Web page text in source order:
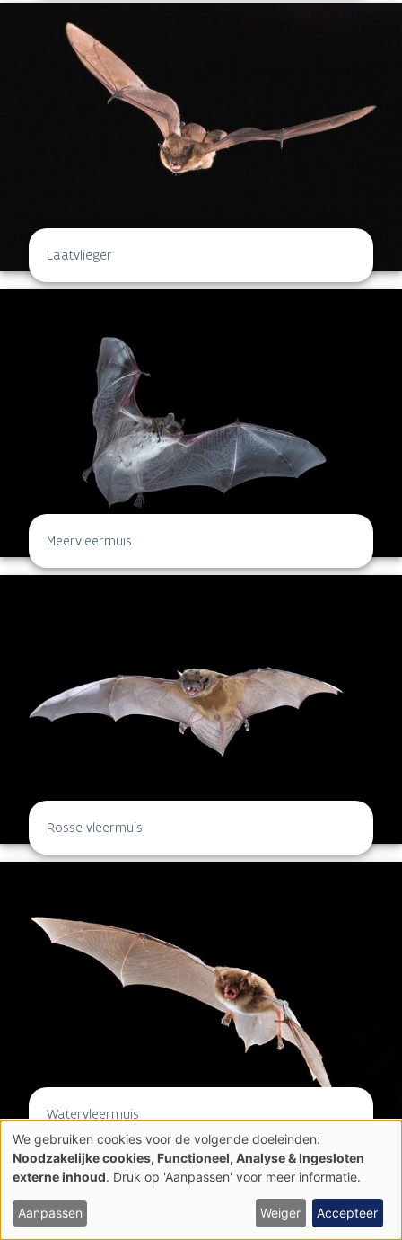
Laatvlieger
Meervleermuis
Rosse vleermuis
Watervleermuis
Planten
Gebruik
van
persoonsgegevens
cookies
We gebruiken cookies voor de volgende doeleinden:
Noodzakelijke cookies, Functioneel, Analyse & Ingesloten
externe inhoud. Druk op 'Aanpassen' voor meer informatie.
Aanpassen Weiger Accepteer